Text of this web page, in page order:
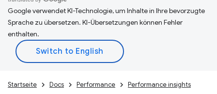
Google verwendet KI-Technologie, um Inhalte in Ihre bevorzugte
Sprache zu übersetzen. KI-Übersetzungen können Fehler
enthalten.
Startseite Docs Performance Performance insights